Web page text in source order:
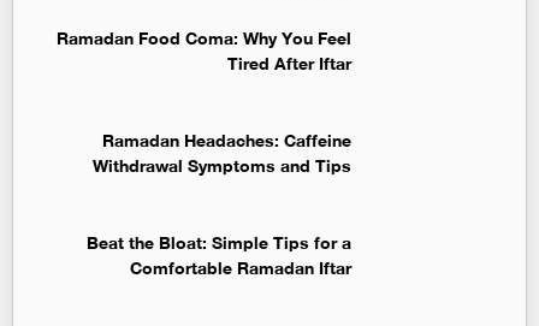
Ramadan Food Coma: Why You Feel
Tired After Iftar
Ramadan Headaches: Caffeine
Withdrawal Symptoms and Tips
Beat the Bloat: Simple Tips for a
Comfortable Ramadan Iftar